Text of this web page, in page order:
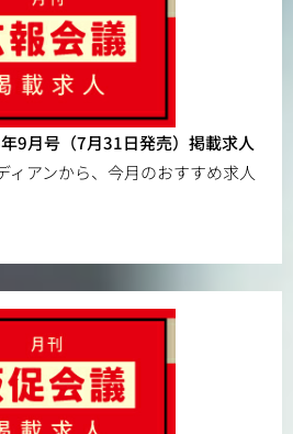
9月号（7月31日発売）掲載求人
ィアンから、今月のおすすめ求人